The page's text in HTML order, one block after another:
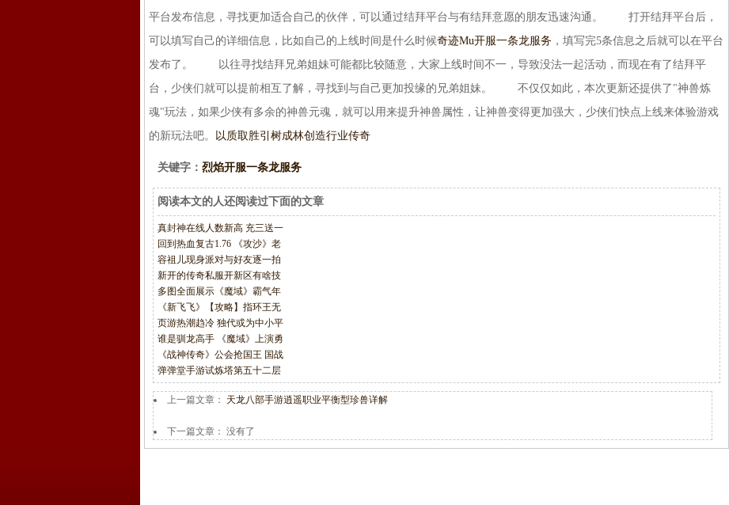
平台发布信息，寻找更加适合自己的伙伴，可以通过结拜平台与有结拜意愿的朋友迅速沟通。 打开结拜平台后，
可以填写自己的详细信息，比如自己的上线时间是什么时候奇迹Mu开服一条龙服务 ，填写完5条信息之后就可以在平台
发布了。 以往寻找结拜兄弟姐妹可能都比较随意，大家上线时间不一，导致没法一起活动，而现在有了结拜平
台，少侠们就可以提前相互了解，寻找到与自己更加投缘的兄弟姐妹。 不仅仅如此，本次更新还提供了"神兽炼
魂"玩法，如果少侠有多余的神兽元魂，就可以用来提升神兽属性，让神兽变得更加强大，少侠们快点上线来体验游戏
的新玩法吧。 以质取胜引树成林创造行业传奇
关键字： 烈焰开服一条龙服务
阅读本文的人还阅读过下面的文章
真封神在线人数新高 充三送一
回到热血复古1.76 《攻沙》老
容祖儿现身派对与好友逐一拍
新开的传奇私服开新区有啥技
多图全面展示《魔域》霸气年
《新飞飞》【攻略】指环王无
页游热潮趋冷 独代或为中小平
谁是驯龙高手 《魔域》上演勇
《战神传奇》公会抢国王 国战
弹弹堂手游试炼塔第五十二层
上一篇文章： 天龙八部手游逍遥职业平衡型珍兽详解
下一篇文章： 没有了